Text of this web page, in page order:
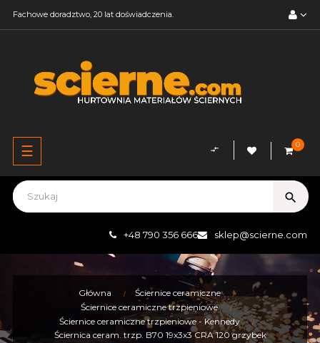
Fachowe doradztwo, 20 lat doświadczenia.
Przełącz
nawigację
☰ compare_arrows
0
search
+48 790 356 666 sklep@scierne.com
Główna
Ściernice ceramiczne
Ściernice ceramiczne trzpieniowe
Ściernice ceramiczne trzpieniowe - Kennedy
Ściernica ceram. trzp. B70 19x3x3 CRA 120 grzybek